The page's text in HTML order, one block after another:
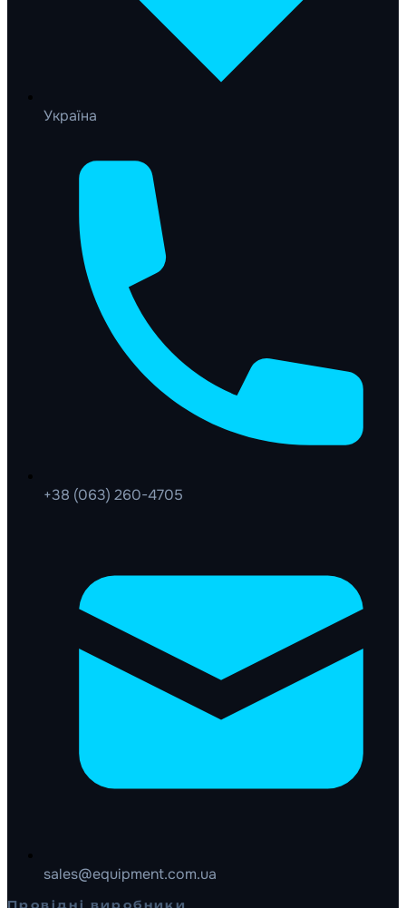
Україна
+38 (063) 260-4705
sales@equipment.com.ua
Провідні виробники